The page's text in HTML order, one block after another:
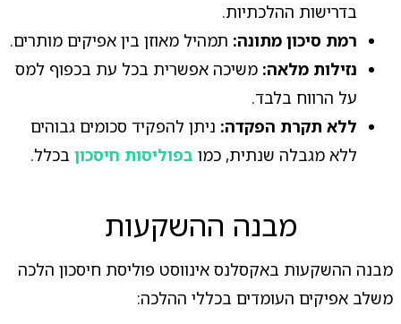
בדרישות ההלכתיות.
רמת סיכון מתונה: תמהיל מאוזן בין אפיקים מותרים.
נזילות מלאה: משיכה אפשרית בכל עת בכפוף למס
על הרווח בלבד.
ללא תקרת הפקדה: ניתן להפקיד סכומים גבוהים
ללא מגבלה שנתית, כמו בפוליסות חיסכוןבכלל.
מבנה ההשקעות
מבנה ההשקעות באקסלנס אינווסט פוליסת חיסכון הלכה
משלב אפיקים העומדים בכללי ההלכה: